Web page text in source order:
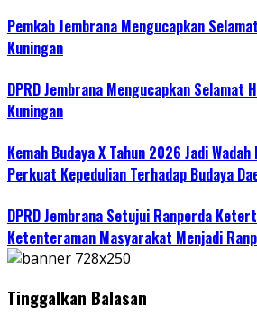
Pemkab Jembrana Mengucapkan
Kuningan
DPRD Jembrana Mengucapkan Selamat
Kuningan
Kemah Budaya X Tahun 2026 Jadi
Perkuat Kepedulian Terhadap Budaya
DPRD Jembrana Setujui Ranperda
Ketenteraman Masyarakat Menjadi
Tinggalkan Balasan